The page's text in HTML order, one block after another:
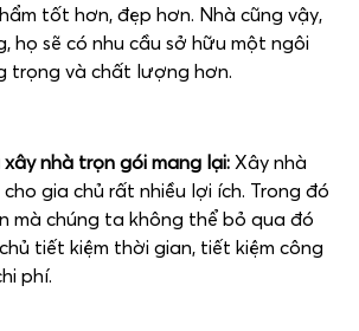
tốt hơn, đẹp hơn. Nhà cũng vậy,
họ sẽ có nhu cầu sở hữu một ngôi
trọng và chất lượng hơn.
nhà trọn gói mang lại: Xây nhà
gia chủ rất nhiều lợi ích. Trong đó
mà chúng ta không thể bỏ qua đó
tiết kiệm thời gian, tiết kiệm công
phí.